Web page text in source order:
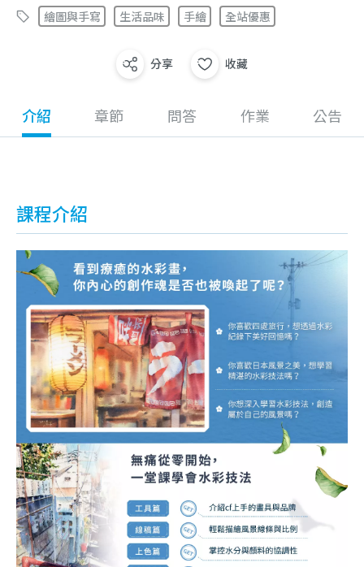
繪圖與手寫 生活品味 手繪 全站優惠
分享 收藏
介紹 章節 問答 作業 公告
課程介紹